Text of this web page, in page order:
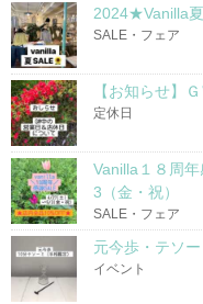
2024★Vanilla
SALE・フェア
【お知らせ】
定休日
Vanilla１８周
3（金・祝）
SALE・フェア
元今歩・テソ
イベント